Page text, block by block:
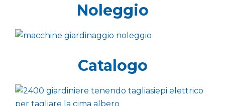
Noleggio
Catalogo